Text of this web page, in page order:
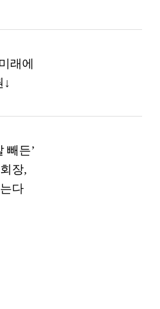
래에
↓
빼든’
장,
다